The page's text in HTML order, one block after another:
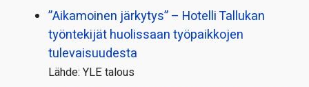
”Aikamoinen järkytys” – Hotelli Tallukan
työntekijät huolissaan työpaikkojen
tulevaisuudesta
Lähde: YLE talous